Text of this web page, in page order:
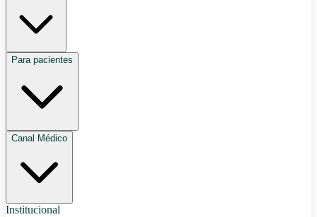
Para pacientes
Canal Médico
Institucional